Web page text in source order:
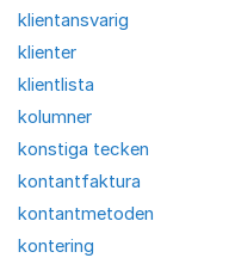
klientansvarig
klienter
klientlista
kolumner
konstiga tecken
kontantfaktura
kontantmetoden
kontering